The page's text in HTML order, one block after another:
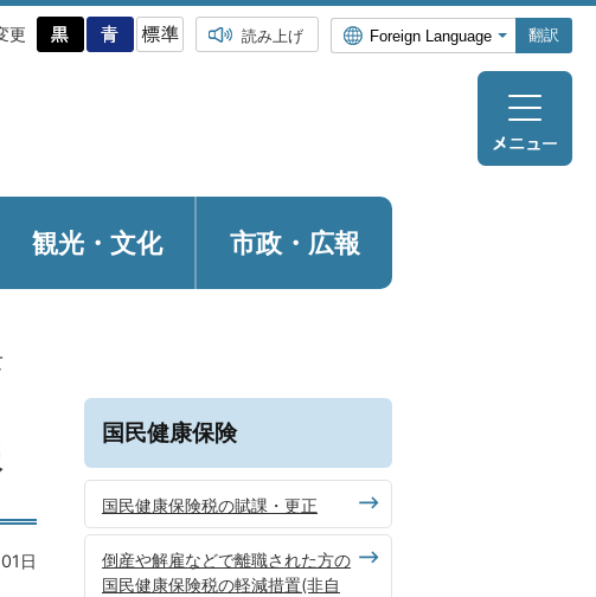
更 読み上げ 翻訳
観光・ 文化 市政・広報
日
国民健康保険
国民健康保険税の賦課・更正
倒産や解雇などで離職された方の
国民健康保険税の軽減措置(非自